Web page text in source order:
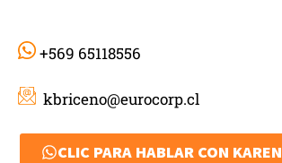
+569 65118556
kbriceno@eurocorp.cl
CLIC PARA HABLAR CON KAREN